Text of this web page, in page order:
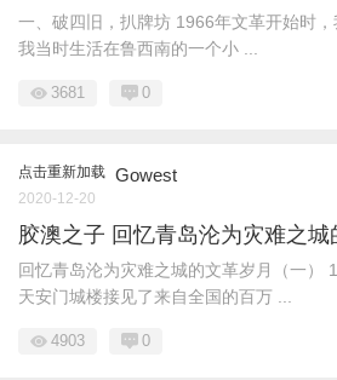
一、破四旧，扒牌坊 1966年文革开始时，
我当时生活在鲁西南的一个小 ...
3681 0
点击重新加载 Gowest
2020-12-20
胶澳之子 回忆青岛沦为灾难之城
回忆青岛沦为灾难之城的文革岁月（一）
天安门城楼接见了来自全国的百万 ...
4903 0